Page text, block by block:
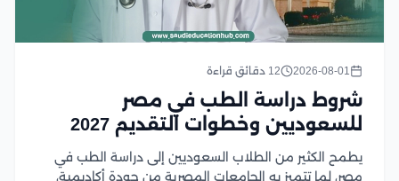
2026-08-01 12 دقائق قراءة
شروط دراسة الطب في مصر
للسعوديين وخطوات التقديم 2027
يطمح الكثير من الطلاب السعوديين إلى دراسة الطب في
مصر، لما تتميز به الجامعات المصرية من جودة أكاديمية،